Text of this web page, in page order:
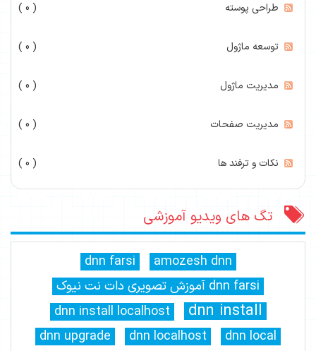
طراحی پوسته ( 0 )
توسعه ماژول ( 0 )
مدیریت ماژول ( 0 )
مدیریت صفحات ( 0 )
نکات و ترفند ها ( 0 )
تگ های ویدیو آموزشی
amozesh dnn
dnn farsi
dnn farsi آموزش تصویری دات نت نیوک
dnn install
dnn install localhost
dnn local
dnn localhost
dnn upgrade